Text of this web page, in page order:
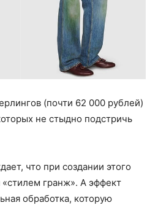
(почти 62 000 рублей)
не стыдно подстричь
что при создании этого
гранж». А эффект
обработка, которую